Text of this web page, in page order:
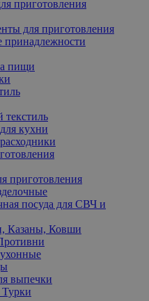
приготовления
для приготовления
принадлежности
пищи
кухни
приготовления
посуда для СВЧ и
Казаны, Ковши
выпечки